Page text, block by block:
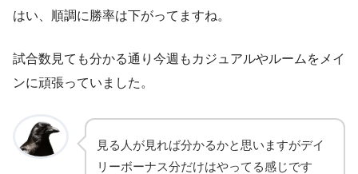
はい、順調に勝率は下がってますね。
試合数見ても分かる通り今週もカジュアルやルームをメイ
ンに頑張っていました。
見る人が見れば分かるかと思いますがデイ
リーボーナス分だけはやってる感じです